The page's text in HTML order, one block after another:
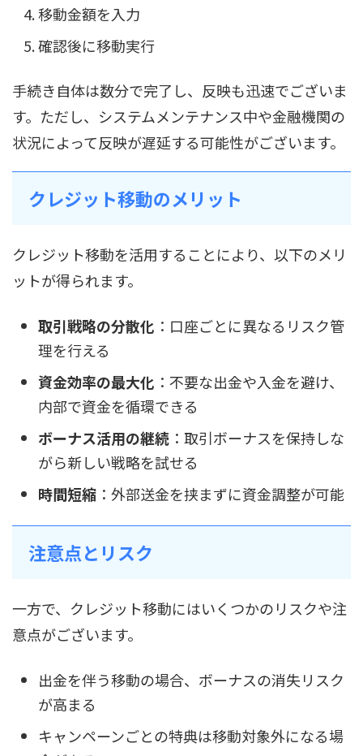
移動金額を入力
確認後に移動実行
手続き自体は数分で完了し、反映も迅速でございま
す。ただし、システムメンテナンス中や金融機関の
状況によって反映が遅延する可能性がございます。
クレジット移動のメリット
クレジット移動を活用することにより、以下のメリ
ットが得られます。
取引戦略の分散化 ：口座ごとに異なるリスク管
理を行える
資金効率の最大化 ：不要な出金や入金を避け、
内部で資金を循環できる
ボーナス活用の継続 ：取引ボーナスを保持しな
がら新しい戦略を試せる
時間短縮 ：外部送金を挟まずに資金調整が可能
注意点とリスク
一方で、クレジット移動にはいくつかのリスクや注
意点がございます。
出金を伴う移動の場合、ボーナスの消失リスク
が高まる
キャンペーンごとの特典は移動対象外になる場